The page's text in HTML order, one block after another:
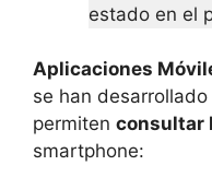
estado en el
Aplicaciones
se han
permiten consultar
smartphone: